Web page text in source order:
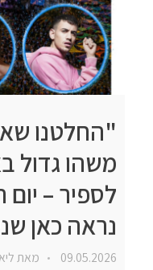
"החלטנו
משהו גדול
לספיר –
נראה כאן
09.05.2026 מאת